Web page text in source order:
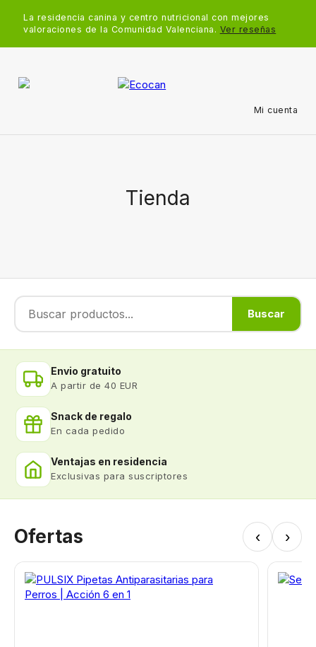
La residencia canina y centro nutricional con mejores
valoraciones de la Comunidad Valenciana. Ver reseñas
Mi cuenta
Tienda
Buscar
Envio gratuito
A partir de 40 EUR
Snack de regalo
En cada pedido
Ventajas en residencia
Exclusivas para suscriptores
Ofertas ‹ ›